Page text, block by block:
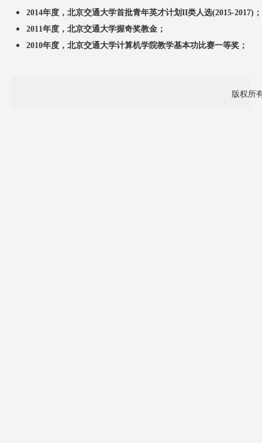
2014年度，北京交通大学首批青年英才计划II类人选(2015-2017)；
2011年度，北京交通大学握奇奖教金；
2010年度，北京交通大学计算机学院教学基本功比赛一等奖；
版权所